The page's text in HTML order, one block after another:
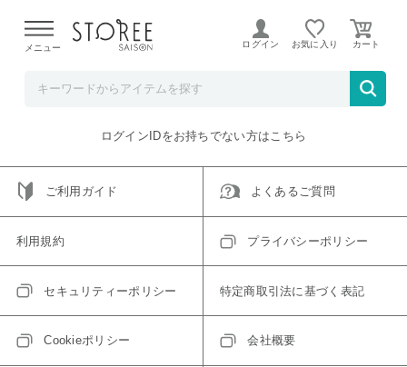
よる配送遅延が発生しております。
メニュー ログイン お気に入り
ご指定のアイテムは取り扱い終了、またはただいま取り扱い
トップへ戻る
ログインIDをお持ちでない方はこちら
ご利用ガイド よくあるご質問
利用規約 プライバシーポリシー
セキュリティーポリシー 特定商取引法に基づく表記
Cookieポリシー 会社概要